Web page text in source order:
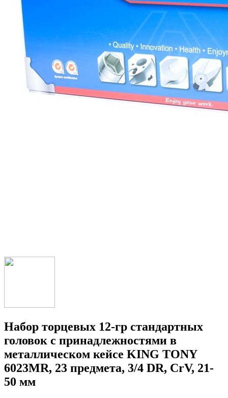
Набор торцевых 12-гр стандартных
головок с принадлежностями в
металлическом кейсе KING TONY
6023MR, 23 предмета, 3/4 DR, CrV, 21-
50 мм